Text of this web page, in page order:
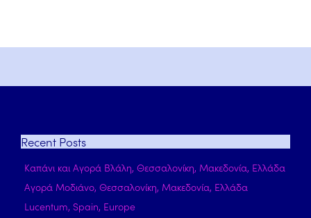
Recent Posts
Καπάνι και Αγορά Βλάλη, Θεσσαλονίκη, Μακεδονία, Ελλάδα
Αγορά Μοδιάνο, Θεσσαλονίκη, Μακεδονία, Ελλάδα
Lucentum, Spain, Europe